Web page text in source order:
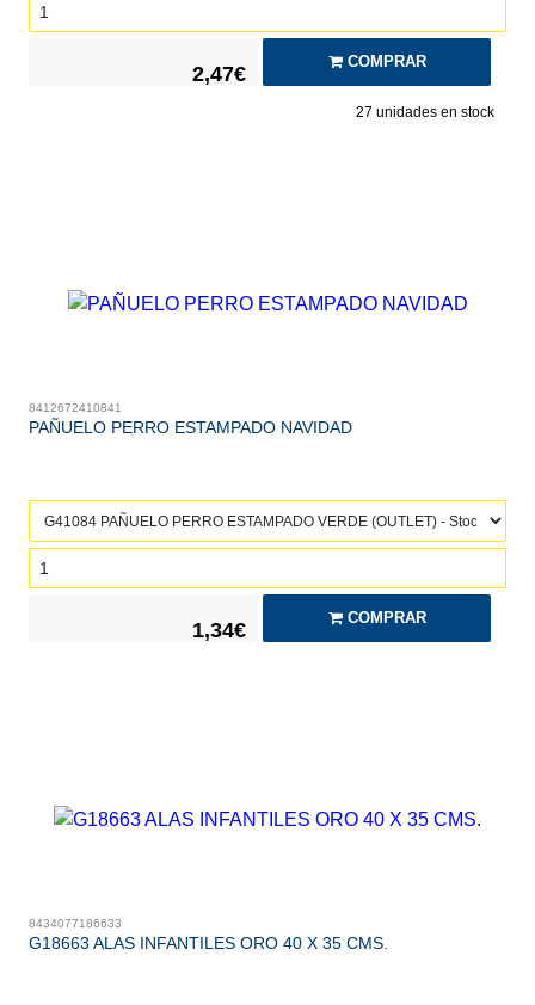
2,47€
COMPRAR
27 unidades en stock
8412672410841
PAÑUELO PERRO ESTAMPADO NAVIDAD
1,34€
COMPRAR
8434077186633
G18663 ALAS INFANTILES ORO 40 X 35 CMS.